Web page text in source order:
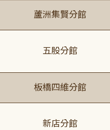
蘆洲集賢分館
五股分館
板橋四維分館
新店分館